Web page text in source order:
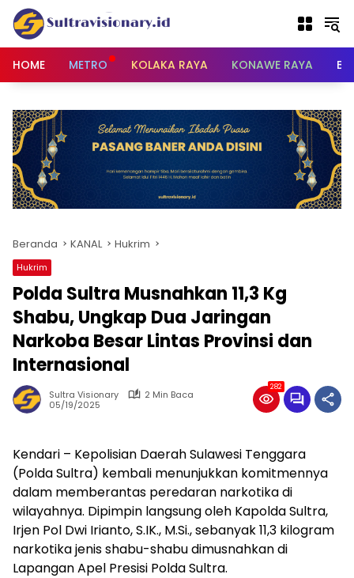
Langsung
konten
HOME
METRO KOLAKA RAYA KONAWE RAYA
Beranda KANAL Hukrim
Hukrim
Polda Sultra Musnahkan 11,3 Kg
Shabu, Ungkap Dua Jaringan
Narkoba Besar Lintas Provinsi dan
Internasional
Sultra Visionary
2 Min Baca
05/19/2025
282
Kendari – Kepolisian Daerah Sulawesi Tenggara
(Polda Sultra) kembali menunjukkan komitmennya
dalam memberantas peredaran narkotika di
wilayahnya. Dipimpin langsung oleh Kapolda Sultra,
Irjen Pol Dwi Irianto, S.IK., M.Si., sebanyak 11,3 kilogram
narkotika jenis shabu-shabu dimusnahkan di
Lapangan Apel Presisi Polda Sultra.